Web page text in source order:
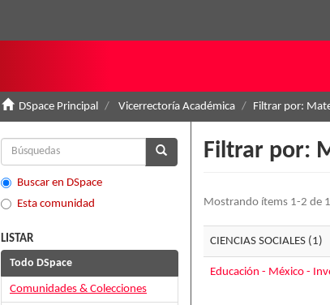
DSpace Principal Vicerrectoría Académica Filtrar por:
Filtrar por:
Mostrando ítems 1-2 de 1
CIENCIAS SOCIALES (1)
Educación - México -
Buscar en DSpace
Esta comunidad
LISTAR
Todo DSpace
Comunidades & Colecciones